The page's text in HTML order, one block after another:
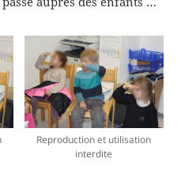
Reproduction et utilisation
interdite